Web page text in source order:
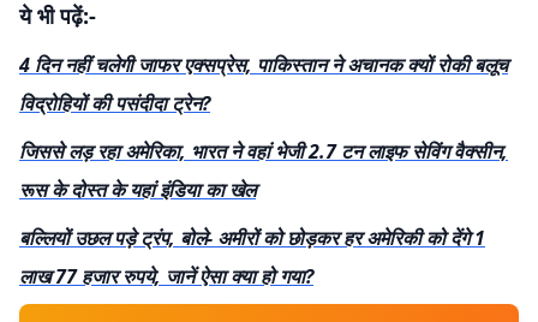
ये भी पढ़ें:-
4 दिन नहीं चलेगी जाफर एक्सप्रेस, पाकिस्तान ने अचानक क्यों रोकी बलूच
विद्रोहियों की पसंदीदा ट्रेन?
जिससे लड़ रहा अमेरिका, भारत ने वहां भेजी 2.7 टन लाइफ सेविंग वैक्सीन,
रूस के दोस्त के यहां इंडिया का खेल
बल्लियों उछल पड़े ट्रंप, बोले- अमीरों को छोड़कर हर अमेरिकी को देंगे 1
लाख 77 हजार रुपये, जानें ऐसा क्या हो गया?